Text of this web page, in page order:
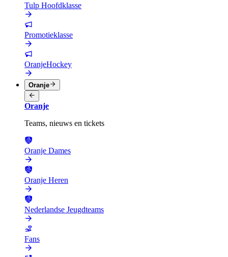
Tulp Hoofdklasse
Promotieklasse
OranjeHockey
Oranje
Oranje
Teams, nieuws en tickets
Oranje Dames
Oranje Heren
Nederlandse Jeugdteams
Fans